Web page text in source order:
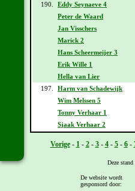
190.
Eddy Seynaeve 4
Peter de Waard
Jan Visschers
Marick 2
Hans Scheermeijer 3
Erik Wille 1
Hella van Lier
197.
Harm van Schadewijk
Wim Melssen 5
Tonny Verhaar 1
Sjaak Verhaar 2
Vorige- 1- 2- 3- 4- 5- 6-
Deze
] - [Daguitslag
De website wordt
gesponsord door: